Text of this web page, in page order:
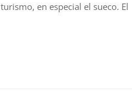
en especial el sueco. El